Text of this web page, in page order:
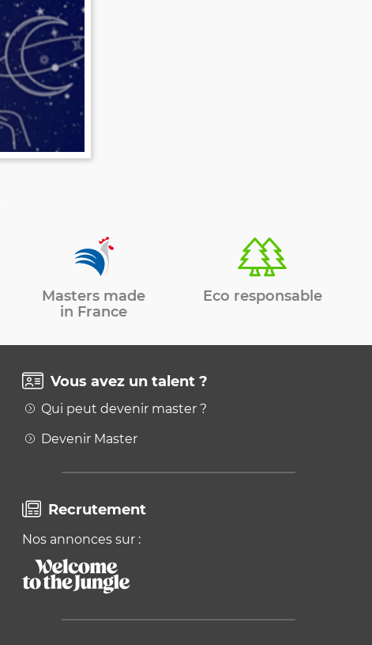
Masters made
in France
Eco responsable
Vous avez un talent ?
Qui peut devenir master ?
Devenir Master
Recrutement
Nos annonces sur :